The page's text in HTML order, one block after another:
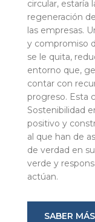
circular, estaría
regeneración
las empresas.
y compromiso
se le quita,
entorno que,
contar con
progreso. Esta
Sostenibilidad
positivo y
al que han de
de verdad en
verde y
actúan.
SABER MÁS